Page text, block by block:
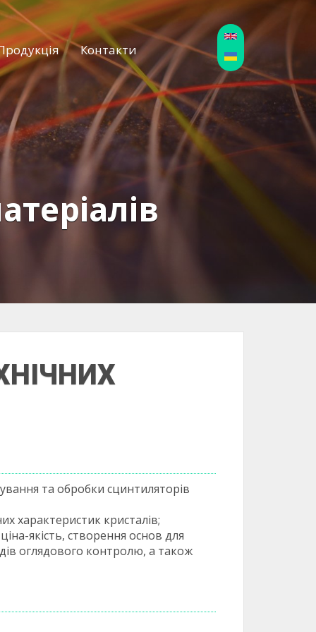
Контакти
та обробки сцинтиляторів
характеристик кристалів;
якість, створення основ для
оглядового контролю, а також